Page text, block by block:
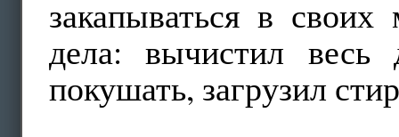
закапываться в
дела: вычистил весь
покушать, загрузил